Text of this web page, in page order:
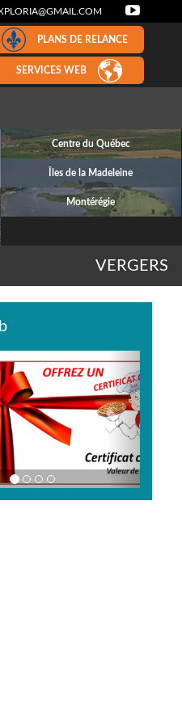
PLANS DE RELANCE
SERVICES WEB
Centre du Québec
Îles de la Madeleine
Montérégie
VERGERS
Next